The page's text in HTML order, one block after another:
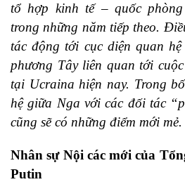
tổ hợp kinh tế – quốc
trong những năm tiếp theo.
tác động tới cục diện quan
phương Tây liên quan tới
tại Ucraina hiện nay. Trong
hệ giữa Nga với các đối tác
cũng sẽ có những điểm mới mẻ.
Nhân sự Nội các mới của
Putin